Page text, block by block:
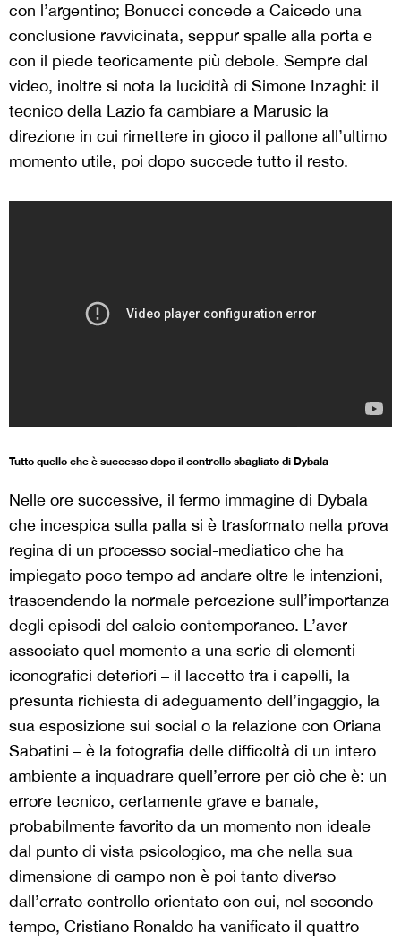
con l’argentino; Bonucci concede a Caicedo una
conclusione ravvicinata, seppur spalle alla porta e
con il piede teoricamente più debole. Sempre dal
video, inoltre si nota la lucidità di Simone Inzaghi: il
tecnico della Lazio fa cambiare a Marusic la
direzione in cui rimettere in gioco il pallone all’ultimo
momento utile, poi dopo succede tutto il resto.
Tutto quello che è successo dopo il controllo sbagliato di Dybala
Nelle ore successive, il fermo immagine di Dybala
che incespica sulla palla si è trasformato nella prova
regina di un processo social-mediatico che ha
impiegato poco tempo ad andare oltre le intenzioni,
trascendendo la normale percezione sull’importanza
degli episodi del calcio contemporaneo. L’aver
associato quel momento a una serie di elementi
iconografici deteriori – il laccetto tra i capelli, la
presunta richiesta di adeguamento dell’ingaggio, la
sua esposizione sui social o la relazione con Oriana
Sabatini – è la fotografia delle difficoltà di un intero
ambiente a inquadrare quell’errore per ciò che è: un
errore tecnico, certamente grave e banale,
probabilmente favorito da un momento non ideale
dal punto di vista psicologico, ma che nella sua
dimensione di campo non è poi tanto diverso
dall’errato controllo orientato con cui, nel secondo
tempo, Cristiano Ronaldo ha vanificato il quattro